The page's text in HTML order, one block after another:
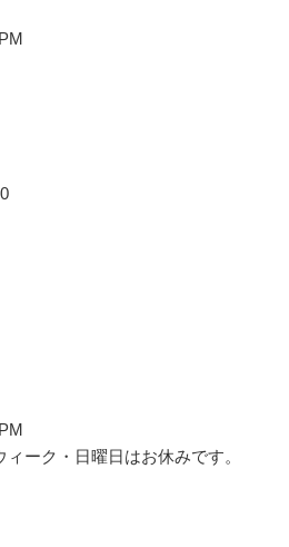
ーク・日曜日はお休みです。